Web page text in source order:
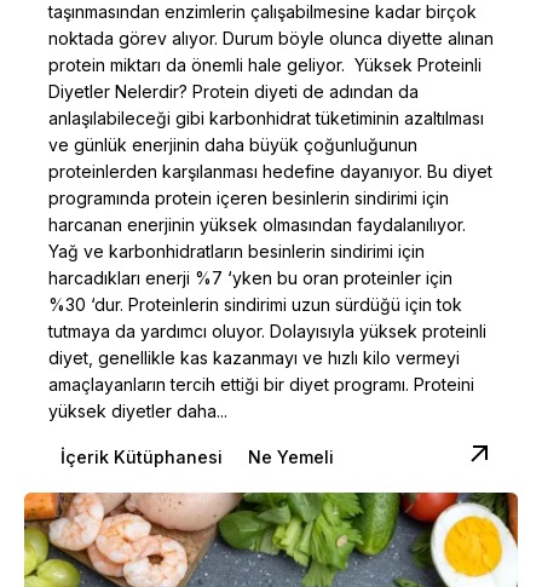
taşınmasından enzimlerin çalışabilmesine kadar birçok
noktada görev alıyor. Durum böyle olunca diyette alınan
protein miktarı da önemli hale geliyor. Yüksek Proteinli
Diyetler Nelerdir? Protein diyeti de adından da
anlaşılabileceği gibi karbonhidrat tüketiminin azaltılması
ve günlük enerjinin daha büyük çoğunluğunun
proteinlerden karşılanması hedefine dayanıyor. Bu diyet
programında protein içeren besinlerin sindirimi için
harcanan enerjinin yüksek olmasından faydalanılıyor.
Yağ ve karbonhidratların besinlerin sindirimi için
harcadıkları enerji %7 ‘yken bu oran proteinler için
%30 ‘dur. Proteinlerin sindirimi uzun sürdüğü için tok
tutmaya da yardımcı oluyor. Dolayısıyla yüksek proteinli
diyet, genellikle kas kazanmayı ve hızlı kilo vermeyi
amaçlayanların tercih ettiği bir diyet programı. Proteini
yüksek diyetler daha...
İçerik Kütüphanesi Ne Yemeli
Posted by
Dilara Koçak